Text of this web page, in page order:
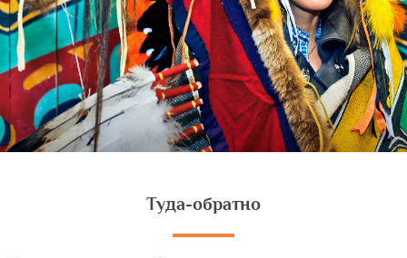
Туда-обратно